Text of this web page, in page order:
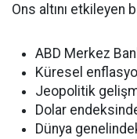
Ons altını etkileyen
ABD Merkez
Küresel
Jeopolitik
Dolar
Dünya